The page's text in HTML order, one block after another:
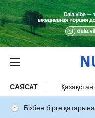
САЯСАТ Қазақстан
Бізбен бірге